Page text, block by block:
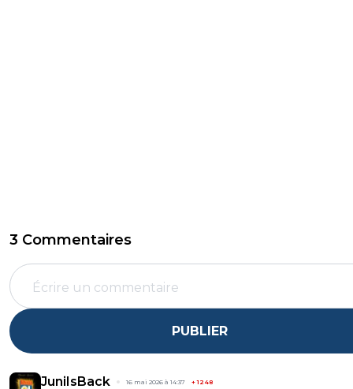
3 Commentaires
PUBLIER
JuniIsBack 16 mai 2026 à 14:37 +1248